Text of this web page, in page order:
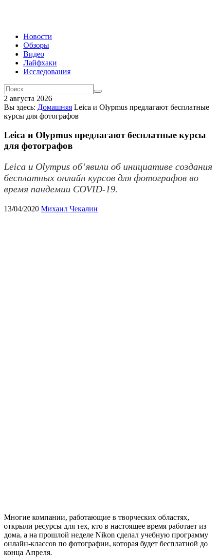
Новости
Обзоры
Видео
Лайфхаки
Исследования
2 августа 2026
Вы здесь: Домашняя Leica и Olypmus предлагают бесплатные
курсы для фотографов
Leica и Olypmus предлагают бесплатные курсы
для фотографов
Leica и Olympus об’явили об инициативе создания
бесплатных онлайн курсов для фотографов во
время пандемии COVID-19.
13/04/2020 Михаил Чекалин
Многие компании, работающие в творческих областях,
открыли ресурсы для тех, кто в настоящее время работает из
дома, а на прошлой неделе Nikon сделал учебную программу
онлайн-классов по фотографии, которая будет бесплатной до
конца Апреля.